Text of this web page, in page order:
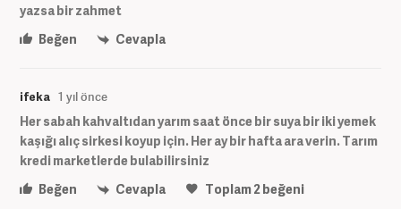
yazsa bir zahmet
Beğen
Cevapla
ifeka 1 yıl önce
Her sabah kahvaltıdan yarım saat önce bir suya bir iki yemek
kaşığı alıç sirkesi koyup için. Her ay bir hafta ara verin. Tarım
kredi marketlerde bulabilirsiniz
Beğen
Cevapla Toplam2beğeni